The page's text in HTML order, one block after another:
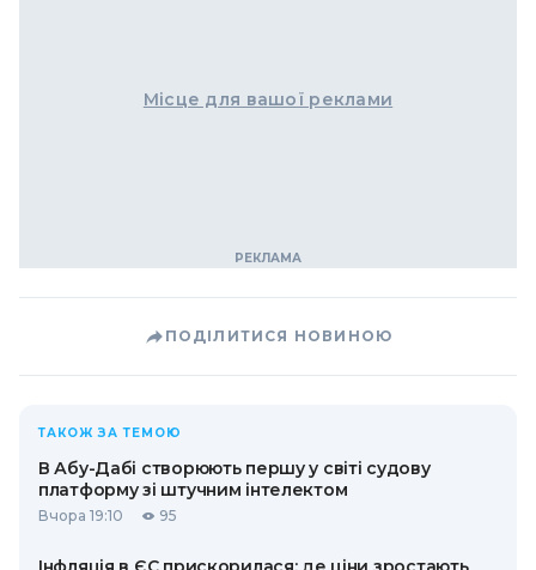
Місце для вашої реклами
ПОДІЛИТИСЯ НОВИНОЮ
ТАКОЖ ЗА ТЕМОЮ
В Абу-Дабі створюють першу у світі судову
платформу зі штучним інтелектом
Вчора 19:10 95